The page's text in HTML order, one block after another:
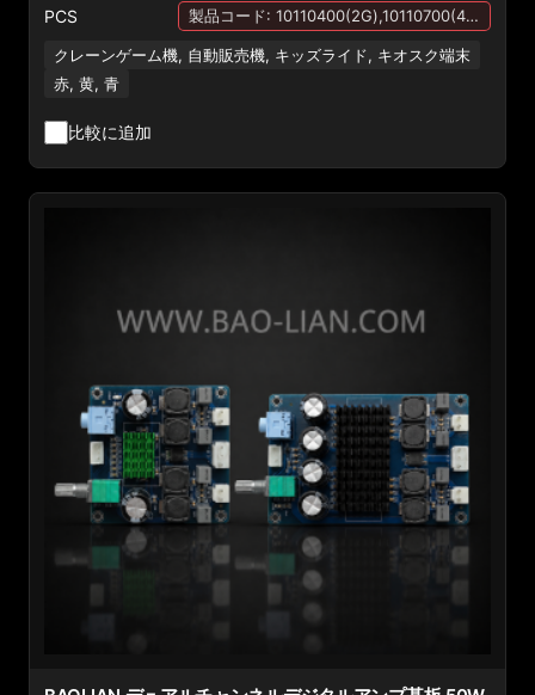
PCS 製品コード: 10110400(2G),10110700(4G),10111104(WIFI)
クレーンゲーム機, 自動販売機, キッズライド, キオスク端末
赤, 黄, 青
比較に追加